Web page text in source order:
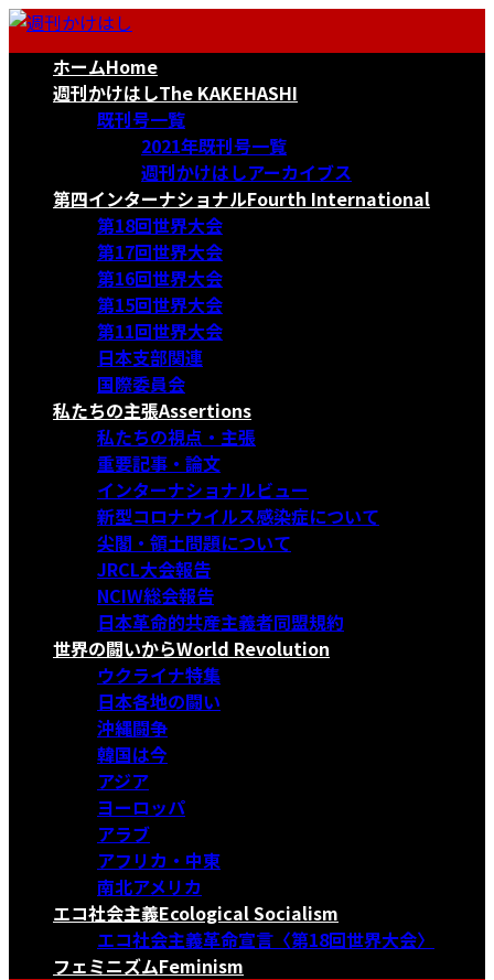
コ
ナ
ホームHome
週刊かけはしThe KAKEHASHI
既刊号一覧
2021年既刊号一覧
週刊かけはしアーカイブス
第四インターナショナルFourth International
第18回世界大会
第17回世界大会
第16回世界大会
第15回世界大会
第11回世界大会
日本支部関連
国際委員会
私たちの主張Assertions
私たちの視点・主張
重要記事・論文
インターナショナルビュー
新型コロナウイルス感染症について
尖閣・領土問題について
JRCL大会報告
NCIW総会報告
日本革命的共産主義者同盟規約
世界の闘いからWorld Revolution
ウクライナ特集
日本各地の闘い
沖縄闘争
韓国は今
アジア
ヨーロッパ
アラブ
アフリカ・中東
南北アメリカ
エコ社会主義Ecological Socialism
エコ社会主義革命宣言〈第18回世界大会〉
フェミニズムFeminism